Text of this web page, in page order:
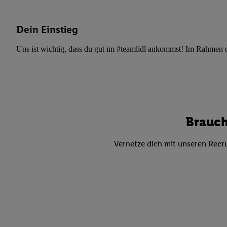
Dein Einstieg
Uns ist wichtig, dass du gut im #teamlidl ankommst! Im Rahmen
Vernetze dich mit unseren
Anzeige von
oder Zugriff auf
von Zielgruppen
reduzierter Daten